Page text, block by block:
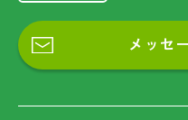
メッセ